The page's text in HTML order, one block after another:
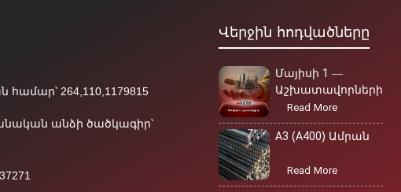
264,110,1179815
անձի ծածկագիր՝
Վերջին հոդվածները
Մայիսի 1 —
Աշխատավորների
միջազգային օր
Read More
A3 (A400) Ամրան
Read More